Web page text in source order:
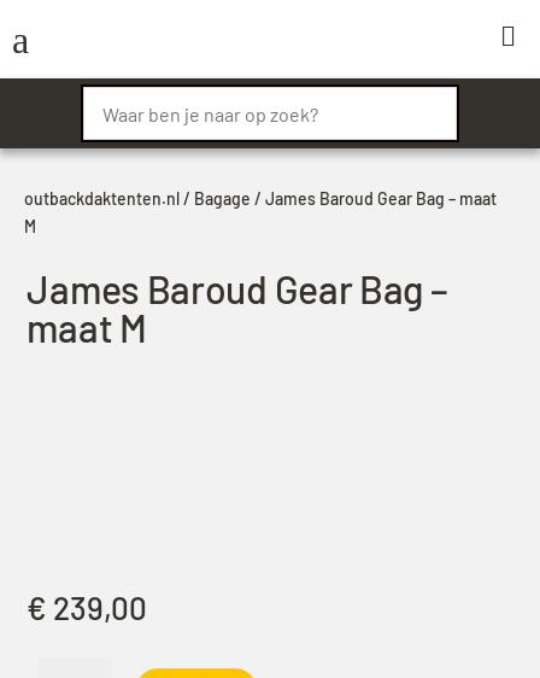
a 
outbackdaktenten.nl/ Bagage / James Baroud Gear Bag – maat
M
James Baroud Gear Bag –
maat M
€ 239,00